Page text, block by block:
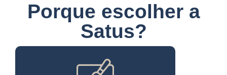
Porque escolher a
Satus?